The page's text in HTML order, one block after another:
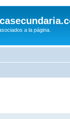
a la página.